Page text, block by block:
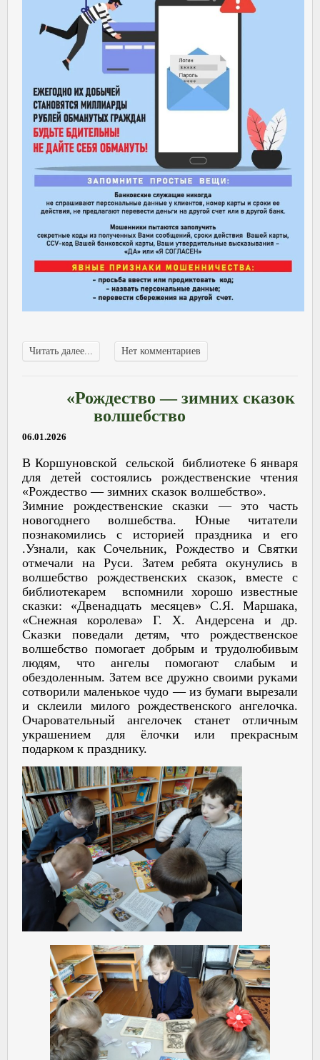
Читать далее... Нет комментариев
«Рождество — зимних сказок
волшебство
06.01.2026
В Коршуновской сельской библиотеке 6 января
для детей состоялись рождественские чтения
«Рождество — зимних сказок волшебство».
Зимние рождественские сказки — это часть
новогоднего волшебства. Юные читатели
познакомились с историей праздника и его
.Узнали, как Сочельник, Рождество и Святки
отмечали на Руси. Затем ребята окунулись в
волшебство рождественских сказок, вместе с
библиотекарем вспомнили хорошо известные
сказки: «Двенадцать месяцев» С.Я. Маршака,
«Снежная королева» Г. Х. Андерсена и др.
Сказки поведали детям, что рождественское
волшебство помогает добрым и трудолюбивым
людям, что ангелы помогают слабым и
обездоленным. Затем все дружно своими руками
сотворили маленькое чудо — из бумаги вырезали
и склеили милого рождественского ангелочка.
Очаровательный ангелочек станет отличным
украшением для ёлочки или прекрасным
подарком к празднику.